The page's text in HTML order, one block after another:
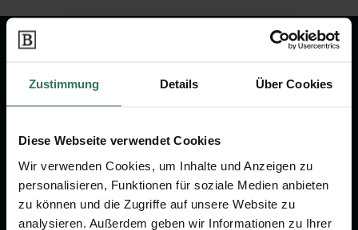
Zustimmung Details Über Cookies
Diese Webseite verwendet Cookies
Wir verwenden Cookies, um Inhalte und Anzeigen zu
personalisieren, Funktionen für soziale Medien anbieten
zu können und die Zugriffe auf unsere Website zu
analysieren. Außerdem geben wir Informationen zu Ihrer
Wir sind Ihr Ansprechpartner rund
um das Thema Bestattung &
Vorsorge.
FÜR SIE
FÜR BESTATTER